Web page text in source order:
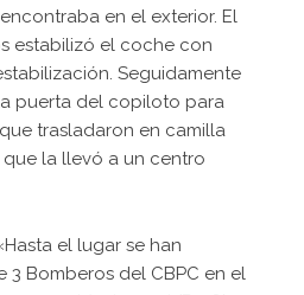
en el exterior. El
estabilizó el coche con
Seguidamente
puerta del copiloto para
trasladaron en camilla
la llevó a un centro
el lugar se han
Bomberos del CBPC en el